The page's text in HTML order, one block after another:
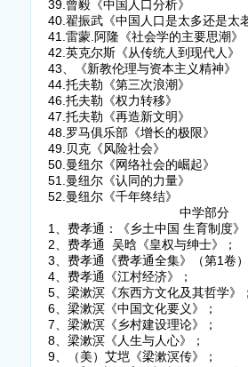
39.曾毅《中国人口分析》
40.翟振武《中国人口是太多还是太
41.雷蒙.阿隆《社会学的主要思潮》
42.英克尔斯《从传统人到现代人》
43、《新教伦理与资本主义精神》
44.托夫勒《第三次浪潮》
46.托夫勒《权力转移》
47.托夫勒《再造新文明》
48.罗马俱乐部《增长的极限》
49.贝克《风险社会》
50.曼纽尔《网络社会的崛起》
51.曼纽尔《认同的力量》
52.曼纽尔《千年终结》
中学部分
1、费孝通：《乡土中国 生育制度》
2、费孝通 吴晗《皇权与绅士》；
3、费孝通《费孝通全集》（第1卷
4、费孝通《江村经济》；
5、梁漱溟《东西方文化及其哲学》
6、梁漱溟《中国文化要义》；
7、梁漱溟《乡村建设理论》；
8、梁漱溟《人生与人心》；
9、（美）艾垲《梁漱溟传》；